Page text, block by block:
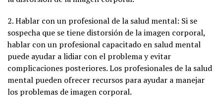
2. Hablar con un profesional de la salud mental: Si se
sospecha que se tiene distorsión de la imagen corporal,
hablar con un profesional capacitado en salud mental
puede ayudar a lidiar con el problema y evitar
complicaciones posteriores. Los profesionales de la salud
mental pueden ofrecer recursos para ayudar a manejar
los problemas de imagen corporal.